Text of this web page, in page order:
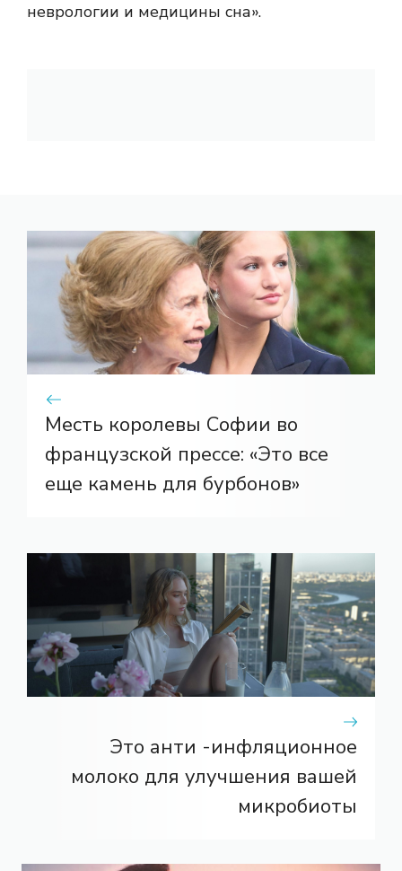
неврологии и медицины сна».
Месть королевы Софии во
французской прессе: «Это все
еще камень для бурбонов»
Это анти -инфляционное
молоко для улучшения вашей
микробиоты